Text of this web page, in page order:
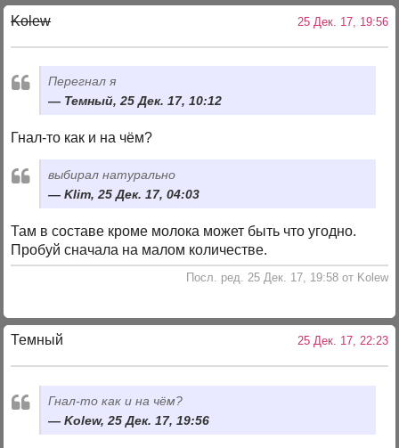
Kolew 25 Дек. 17, 19:56
Перегнал я
Темный, 25 Дек. 17, 10:12
Гнал-то как и на чём?
выбирал натурально
Klim, 25 Дек. 17, 04:03
Там в составе кроме молока может быть что угодно.
Пробуй сначала на малом количестве.
Посл. ред. 25 Дек. 17, 19:58 от Kolew
Темный 25 Дек. 17, 22:23
Гнал-то как и на чём?
Kolew, 25 Дек. 17, 19:56